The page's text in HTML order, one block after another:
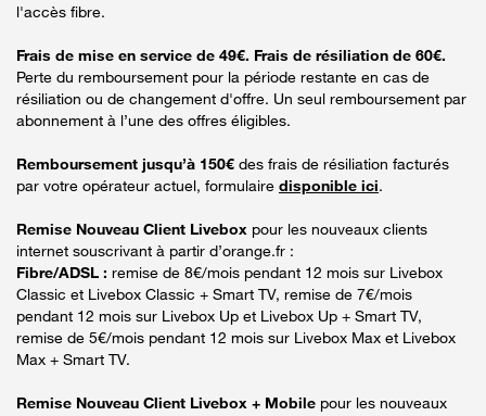
l'accès fibre.
Frais de mise en service de 49€. Frais de résiliation de 60€.
Perte du remboursement pour la période restante en cas de
résiliation ou de changement d'offre. Un seul remboursement par
abonnement à l’une des offres éligibles.
Remboursement jusqu’à 150€ des frais de résiliation facturés
par votre opérateur actuel, formulaire disponible ici.
Remise Nouveau Client Livebox pour les nouveaux clients
internet souscrivant à partir d’orange.fr :
Fibre/ADSL : remise de 8€/mois pendant 12 mois sur Livebox
Classic et Livebox Classic + Smart TV, remise de 7€/mois
pendant 12 mois sur Livebox Up et Livebox Up + Smart TV,
remise de 5€/mois pendant 12 mois sur Livebox Max et Livebox
Max + Smart TV.
Remise Nouveau Client Livebox + Mobile pour les nouveaux